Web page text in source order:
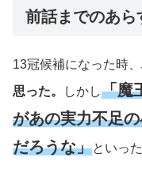
前話までのあら
13冠候補になった時、
思った。
しかし「魔
があの実力不足
だろうな」といっ